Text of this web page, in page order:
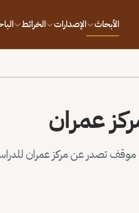
الأبحاث الإصدارات الخرائط
عمران
موقف تصدر عن مركز عمران